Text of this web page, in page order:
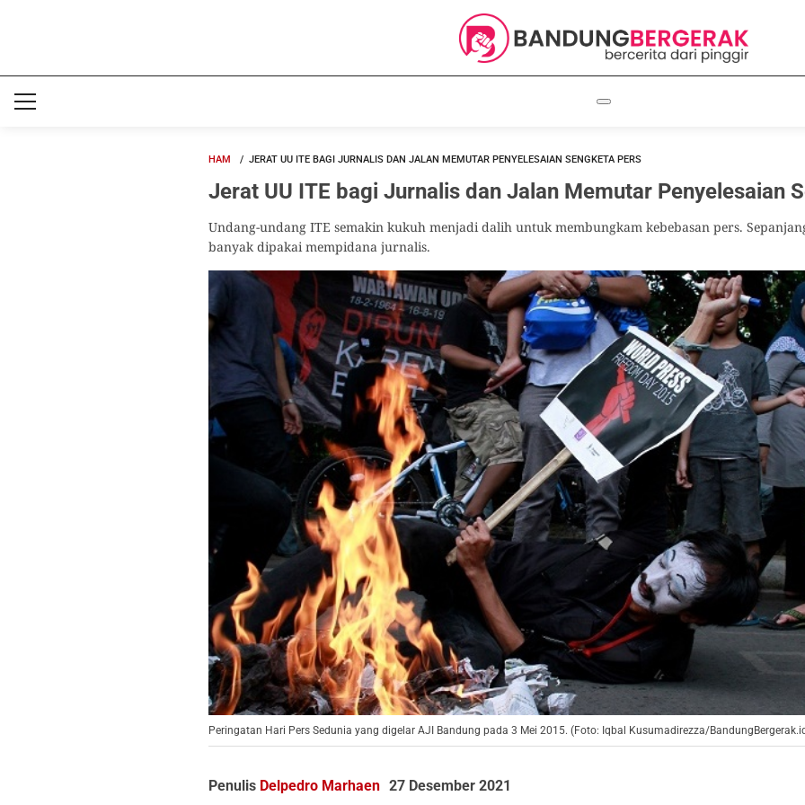
HAM JERAT UU ITE BAGI JURNALIS DAN JALAN MEMUTAR PENYELESAIAN SENGKETA PERS
Jerat UU ITE bagi Jurnalis dan Jalan Memutar Penyelesaian
Undang-undang ITE semakin kukuh menjadi dalih untuk membungkam kebebasan pers.
banyak dipakai mempidana jurnalis.
Peringatan Hari Pers Sedunia yang digelar AJI Bandung pada 3 Mei 2015. (Foto: Iqbal Kusumadirezza/
Penulis Delpedro Marhaen 27 Desember 2021